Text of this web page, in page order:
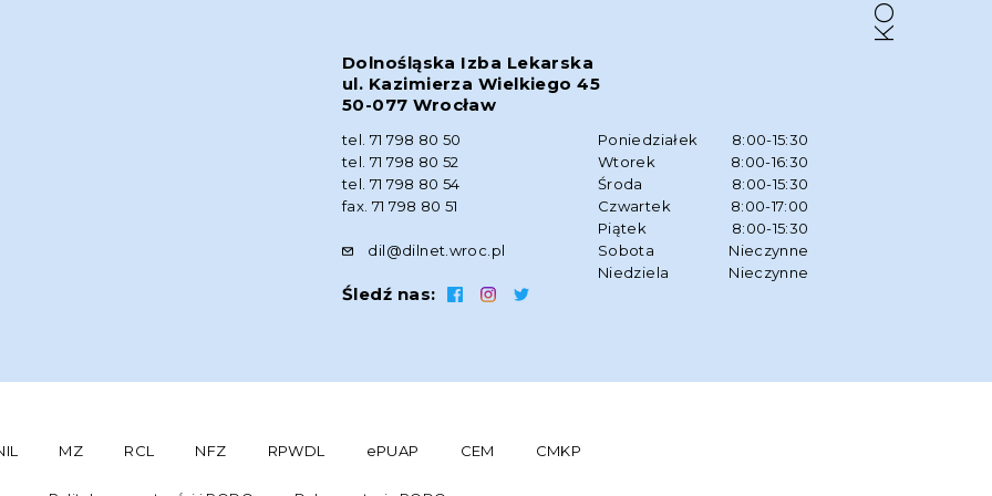
Dolnośląska Izba Lekarska
ul. Kazimierza Wielkiego 45
50-077 Wrocław
tel. 71 798 80 50
tel. 71 798 80 52
tel. 71 798 80 54
fax. 71 798 80 51
dil@dilnet.wroc.pl
Śledź nas:
Poniedziałek
8:00-15:30
Wtorek
8:00-16:30
Środa
8:00-15:30
Czwartek
8:00-17:00
Piątek
8:00-15:30
Sobota
Nieczynne
Niedziela
Nieczynne
MZ RCL NFZ RPWDL ePUAP CEM CMKP